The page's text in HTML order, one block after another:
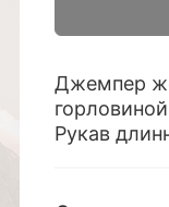
Джемпер
Рукав